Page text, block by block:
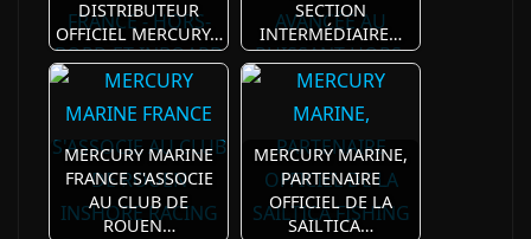
DISTRIBUTEUR
OFFICIEL MERCURY…
SECTION
INTERMÉDIAIRE…
MERCURY MARINE
FRANCE S'ASSOCIE
AU CLUB DE
ROUEN…
MERCURY MARINE,
PARTENAIRE
OFFICIEL DE LA
SAILTICA…